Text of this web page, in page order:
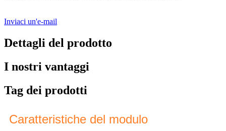
Inviaci un'e-mail
Dettagli del prodotto
I nostri vantaggi
Tag dei prodotti
Caratteristiche del modulo